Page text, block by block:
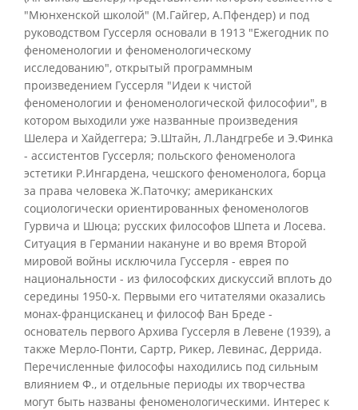
"Мюнхенской школой" (М.Гайгер, А.Пфендер) и под
руководством Гуссерля основали в 1913 "Ежегодник по
феноменологии и феноменологическому
исследованию", открытый программным
произведением Гуссерля "Идеи к чистой
феноменологии и феноменологической философии", в
котором выходили уже названные произведения
Шелера и Хайдеггера; Э.Штайн, Л.Ландгребе и Э.Финка
- ассистентов Гуссерля; польского феноменолога
эстетики Р.Ингардена, чешского феноменолога, борца
за права человека Ж.Паточку; американских
социологически ориентированных феноменологов
Гурвича и Шюца; русских философов Шпета и Лосева.
Ситуация в Германии накануне и во время Второй
мировой войны исключила Гуссерля - еврея по
национальности - из философских дискуссий вплоть до
середины 1950-х. Первыми его читателями оказались
монах-францисканец и философ Ван Бреде -
основатель первого Архива Гуссерля в Левене (1939), а
также Мерло-Понти, Сартр, Рикер, Левинас, Деррида.
Перечисленные философы находились под сильным
влиянием Ф., и отдельные периоды их творчества
могут быть названы феноменологическими. Интерес к